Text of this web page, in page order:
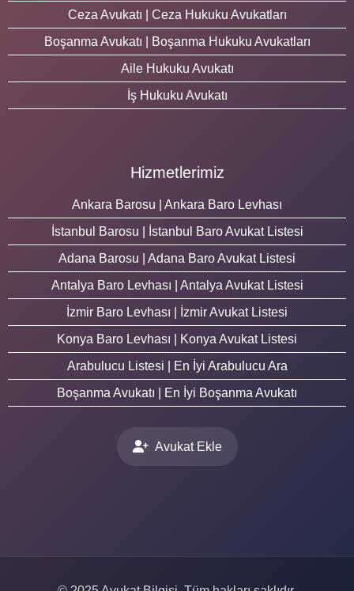
Ceza Avukatı | Ceza Hukuku Avukatları
Boşanma Avukatı | Boşanma Hukuku Avukatları
Aile Hukuku Avukatı
İş Hukuku Avukatı
Hizmetlerimiz
Ankara Barosu | Ankara Baro Levhası
İstanbul Barosu | İstanbul Baro Avukat Listesi
Adana Barosu | Adana Baro Avukat Listesi
Antalya Baro Levhası | Antalya Avukat Listesi
İzmir Baro Levhası | İzmir Avukat Listesi
Konya Baro Levhası | Konya Avukat Listesi
Arabulucu Listesi | En İyi Arabulucu Ara
Boşanma Avukatı | En İyi Boşanma Avukatı
Avukat Ekle